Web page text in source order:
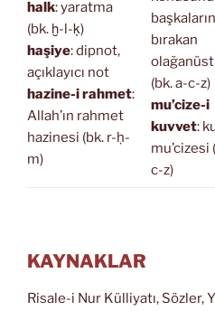
halk: yaratma
(bk. ḫ-l-ḳ)
haşiye: dipnot,
açıklayıcı not
hazine-i rahmet:
Allah’ın rahmet
hazinesi (bk. r-ḥ-
m)
bırakan
(bk. a-c-z)
mu’cize-i
kuvvet:
mu’cizesi
c-z)
KAYNAKLAR
Risale-i Nur Külliyatı, Sözler,